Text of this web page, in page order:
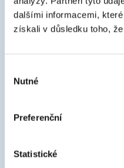
dalšími informacemi,
získali v důsledku toho,
souhlasu
Nutné
Preferenční
Statistické
MAPA STRÁNEK
Studium
Spolupráce